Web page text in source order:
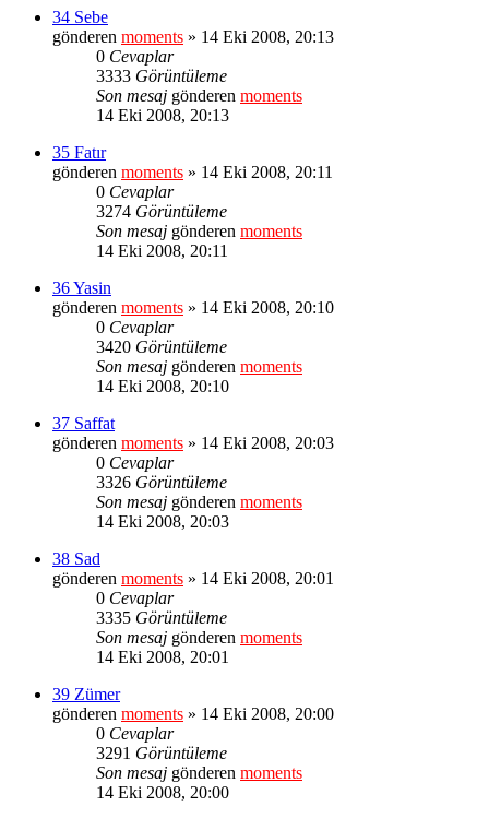
34 Sebe
gönderen moments » 14 Eki 2008, 20:13
0 Cevaplar
3333 Görüntüleme
Son mesaj gönderen moments
14 Eki 2008, 20:13
35 Fatır
gönderen moments » 14 Eki 2008, 20:11
0 Cevaplar
3274 Görüntüleme
Son mesaj gönderen moments
14 Eki 2008, 20:11
36 Yasin
gönderen moments » 14 Eki 2008, 20:10
0 Cevaplar
3420 Görüntüleme
Son mesaj gönderen moments
14 Eki 2008, 20:10
37 Saffat
gönderen moments » 14 Eki 2008, 20:03
0 Cevaplar
3326 Görüntüleme
Son mesaj gönderen moments
14 Eki 2008, 20:03
38 Sad
gönderen moments » 14 Eki 2008, 20:01
0 Cevaplar
3335 Görüntüleme
Son mesaj gönderen moments
14 Eki 2008, 20:01
39 Zümer
gönderen moments » 14 Eki 2008, 20:00
0 Cevaplar
3291 Görüntüleme
Son mesaj gönderen moments
14 Eki 2008, 20:00